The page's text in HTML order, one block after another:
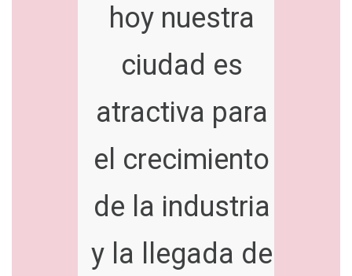
hoy nuestra
ciudad es
atractiva para
el crecimiento
de la industria
y la llegada de